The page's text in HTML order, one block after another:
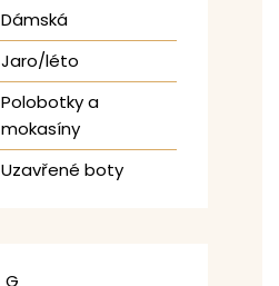
Dámská
Jaro/léto
Polobotky a
mokasíny
Uzavřené boty
G